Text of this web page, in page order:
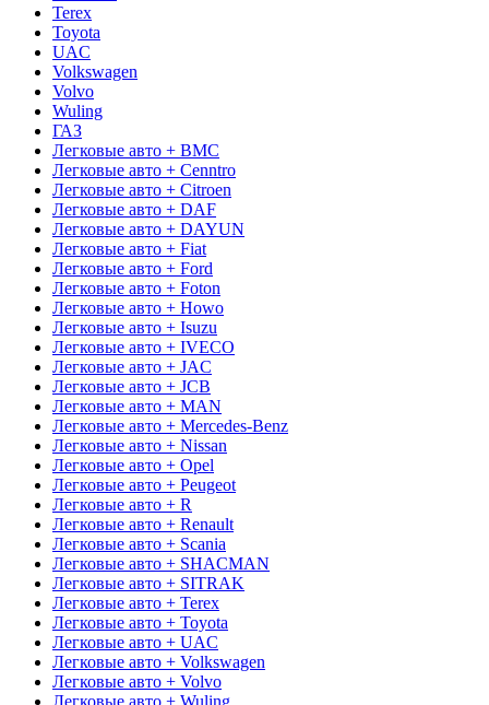
Terex
Toyota
UAC
Volkswagen
Volvo
Wuling
ГАЗ
Легковые авто + BMC
Легковые авто + Cenntro
Легковые авто + Citroen
Легковые авто + DAF
Легковые авто + DAYUN
Легковые авто + Fiat
Легковые авто + Ford
Легковые авто + Foton
Легковые авто + Howo
Легковые авто + Isuzu
Легковые авто + IVECO
Легковые авто + JAC
Легковые авто + JCB
Легковые авто + MAN
Легковые авто + Mercedes-Benz
Легковые авто + Nissan
Легковые авто + Opel
Легковые авто + Peugeot
Легковые авто + R
Легковые авто + Renault
Легковые авто + Scania
Легковые авто + SHACMAN
Легковые авто + SITRAK
Легковые авто + Terex
Легковые авто + Toyota
Легковые авто + UAC
Легковые авто + Volkswagen
Легковые авто + Volvo
Легковые авто + Wuling